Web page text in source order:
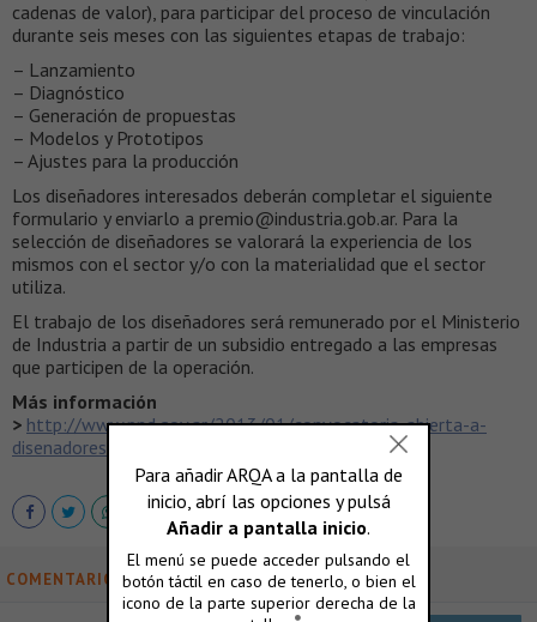
cadenas de valor), para participar del proceso de vinculación
durante seis meses con las siguientes etapas de trabajo:
– Lanzamiento
– Diagnóstico
– Generación de propuestas
– Modelos y Prototipos
– Ajustes para la producción
Los diseñadores interesados deberán completar el siguiente
formulario y enviarlo a premio@industria.gob.ar. Para la
selección de diseñadores se valorará la experiencia de los
mismos con el sector y/o con la materialidad que el sector
utiliza.
El trabajo de los diseñadores será remunerado por el Ministerio
de Industria a partir de un subsidio entregado a las empresas
que participen de la operación.
Más información
> http://www.pnd.gov.ar/2013/01/convocatoria-abierta-a-
disenadores-calzado-y-marroquineria/
COMENTARIOS